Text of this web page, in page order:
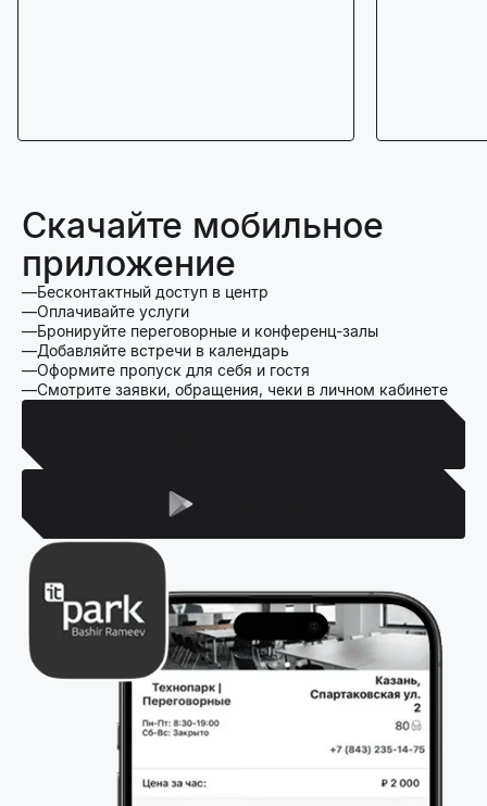
Скачайте мобильное
приложение
Бесконтактный доступ в центр
Оплачивайте услуги
Бронируйте переговорные и конференц-залы
Добавляйте встречи в календарь
Оформите пропуск для себя и гостя
Смотрите заявки, обращения, чеки в личном кабинете